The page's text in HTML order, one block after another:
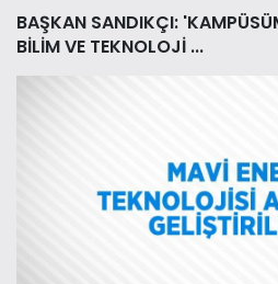
BAŞKAN SANDIKÇI:
BİLİM VE TEKNOLOJİ ...